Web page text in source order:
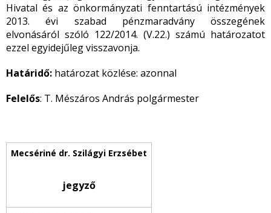
Hivatal és az önkormányzati fenntartású intézmények
2013. évi szabad pénzmaradvány összegének
elvonásáról szóló 122/2014. (V.22.) számú határozatot
ezzel egyidejűleg visszavonja.
Határidő: határozat közlése: azonnal
Felelős: T. Mészáros András polgármester
jegyző